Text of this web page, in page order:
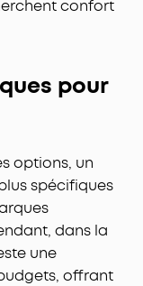
confort
pour
options, un
spécifiques
dans la
une
offrant